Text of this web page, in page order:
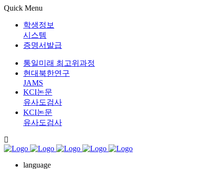
Quick Menu
학생정보
시스템
증명서발급
통일미래 최고위과정
현대북한연구
JAMS
KCI논문
유사도검사
KCI논문
유사도검사
language